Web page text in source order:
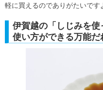
軽に買えるのでありがたいです
伊賀越の「しじみを
使い方ができる万能